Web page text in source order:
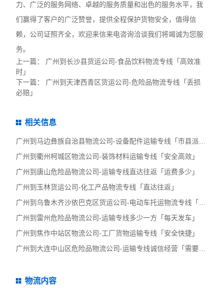
力、广泛的服务网络、卓越的服务质量和出色的服务水平，我
们赢得了客户的广泛赞誉，提供全程保护货物安全，值得信
赖，公司证照齐全，欢迎来信来电咨询洽谈我们将竭诚为您服
务。
上一篇： 广州到长沙县货运公司-食品饮料物流专线「高效准
时」
下一篇： 广州到天津西青区货运公司-危险品物流专线「丢损
必赔」
相关信息
广州到衢州柯城区物流公司-装饰材料运输专线「安全高效」
广州到唐山危险品物流公司-运输专线直达往返「运费多少」
广州到玉林货运公司-化工产品物流专线「直达往返」
广州到雷州危险品物流公司-运输专线多少一方「每天发车」
广州到焦作中站区物流公司-工厂货物运输专线「安全快捷」
物流内容